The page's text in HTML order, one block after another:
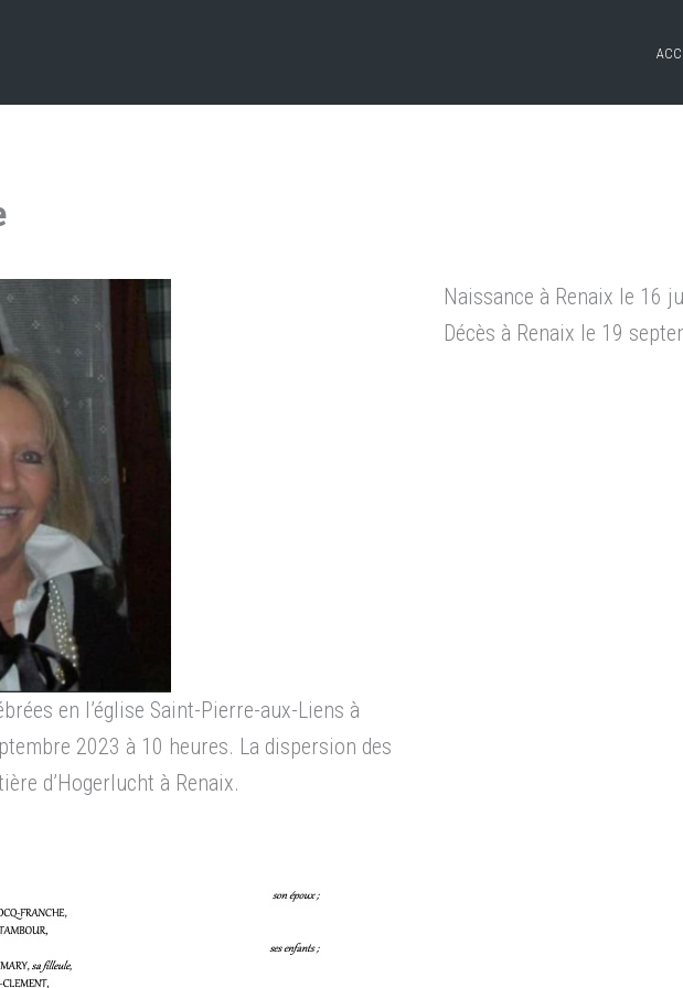
en l’église Saint-Pierre-aux-Liens à
2023 à 10 heures. La dispersion des
d’Hogerlucht à Renaix.
Naissance à Renaix le 16
Décès à Renaix le 19